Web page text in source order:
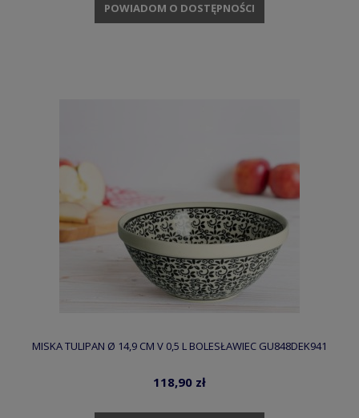
POWIADOM O DOSTĘPNOŚCI
MISKA TULIPAN Ø 14,9 CM V 0,5 L BOLESŁAWIEC GU848DEK941
118,90 zł